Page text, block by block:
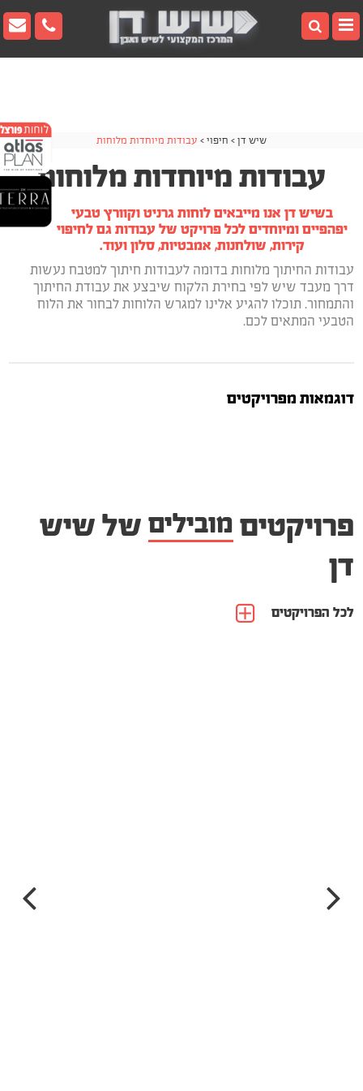
[sg_popup id=7]
שיש דן> חיפוי> עבודות מיוחדות מלוחות
עבודות מיוחדות מלוחות
בשיש דן אנו מייבאים לוחות גרניט וקוורץ טבעי
יפהפיים ומיוחדים לכל פרויקט של עבודות גם לחיפוי
קירות, שולחנות, אמבטיות, סלון ועוד.
עבודות החיתוך מלוחות בדומה לעבודות חיתוך למטבח נעשות
דרך מעבד שיש לפי בחירת הלקוח שיבצע את עבודת החיתוך
והתמחור. תוכלו להגיע אלינו למגרש הלוחות לבחור את הלוח
הטבעי המתאים לכם.
דוגמאות מפרויקטים
פרויקטים מובילים של שיש
דן
לכל הפרויקטים